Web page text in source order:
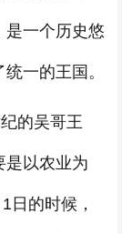
是一个历史悠
一的王国。
的吴哥王
是以农业为
日的时候，